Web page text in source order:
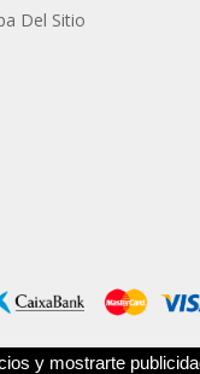
Del Sitio
y mostrarte